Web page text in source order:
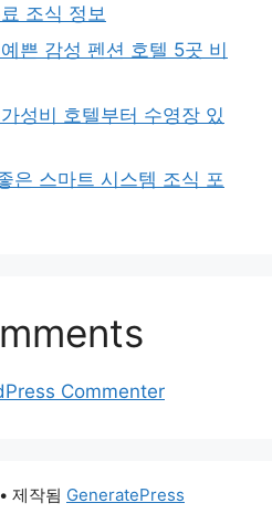
조식 정보
쁜 감성 펜션 호텔 5곳 비
성비 호텔부터 수영장 있
은 스마트 시스템 조식 포
Commenter
• 제작됨 GeneratePress